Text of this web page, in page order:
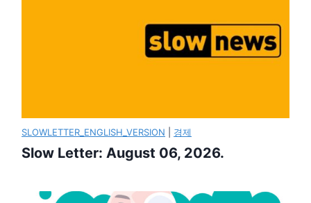
SLOWLETTER_ENGLISH_VERSION 경제
Slow Letter: August 06, 2026.